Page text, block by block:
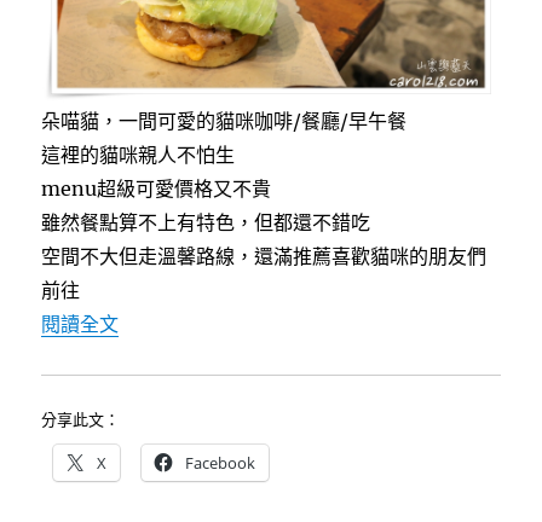
朵喵貓，一間可愛的貓咪咖啡/餐廳/早午餐
這裡的貓咪親人不怕生
menu超級可愛價格又不貴
雖然餐點算不上有特色，但都還不錯吃
空間不大但走溫馨路線，還滿推薦喜歡貓咪的朋友們
前往
閱讀全文〈[台中]朵喵貓~充滿乾燥花與可愛插畫的隨性溫
分享此文：
X Facebook